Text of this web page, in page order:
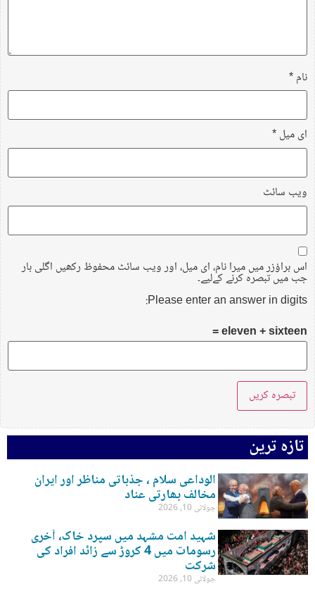
نام*
ای میل*
ویب‌ سائٹ
اس براؤزر میں میرا نام، ای میل، اور ویب سائٹ محفوظ رکھیں اگلی بار
جب میں تبصرہ کرنے کےلیے۔
Please enter an answer in digits:
eleven + sixteen =
تازہ ترین
الوداعی سلام ، جذباتی مناظر اور ایران
مخالف بھارتی عناد
جولائی 10, 2026
شہید امت مشہد میں سپرد خاک، آخری
رسومات میں 4 کروڑ سے زائد افراد کی
شرکت
جولائی 10, 2026